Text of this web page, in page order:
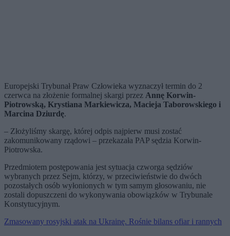
Europejski Trybunał Praw Człowieka wyznaczył termin do 2
czerwca na złożenie formalnej skargi przez Annę Korwin-
Piotrowską, Krystiana Markiewicza, Macieja Taborowskiego i
Marcina Dziurdę.
– Złożyliśmy skargę, której odpis najpierw musi zostać
zakomunikowany rządowi – przekazała PAP sędzia Korwin-
Piotrowska.
Przedmiotem postępowania jest sytuacja czworga sędziów
wybranych przez Sejm, którzy, w przeciwieństwie do dwóch
pozostałych osób wyłonionych w tym samym głosowaniu, nie
zostali dopuszczeni do wykonywania obowiązków w Trybunale
Konstytucyjnym.
Zmasowany rosyjski atak na Ukrainę. Rośnie bilans ofiar i rannych